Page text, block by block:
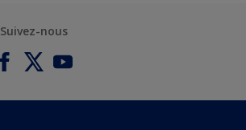
Suivez-nous